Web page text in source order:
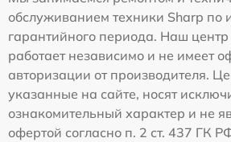
обслуживанием техники Sharp по
гарантийного периода. Наш центр
работает независимо и не имеет
авторизации от производителя.
указанные на сайте, носят
ознакомительный характер и не
офертой согласно п. 2 ст. 437 ГК